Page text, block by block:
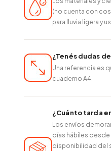
(no cuenta con
para lluvia ligera y
¿Tenés dudas
Una referencia es
cuaderno A4.
¿Cuánto tarda
Los envíos
días hábiles desde
disponibilidad del